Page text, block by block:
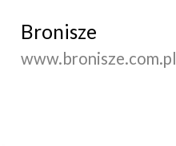
Bronisze
www.bronisze.com.pl